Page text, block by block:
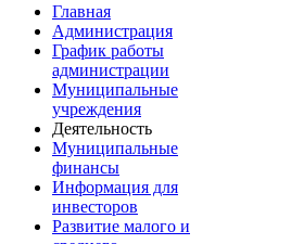
Главная
Администрация
График работы
администрации
Муниципальные
учреждения
Деятельность
Муниципальные
финансы
Информация для
инвесторов
Развитие малого и